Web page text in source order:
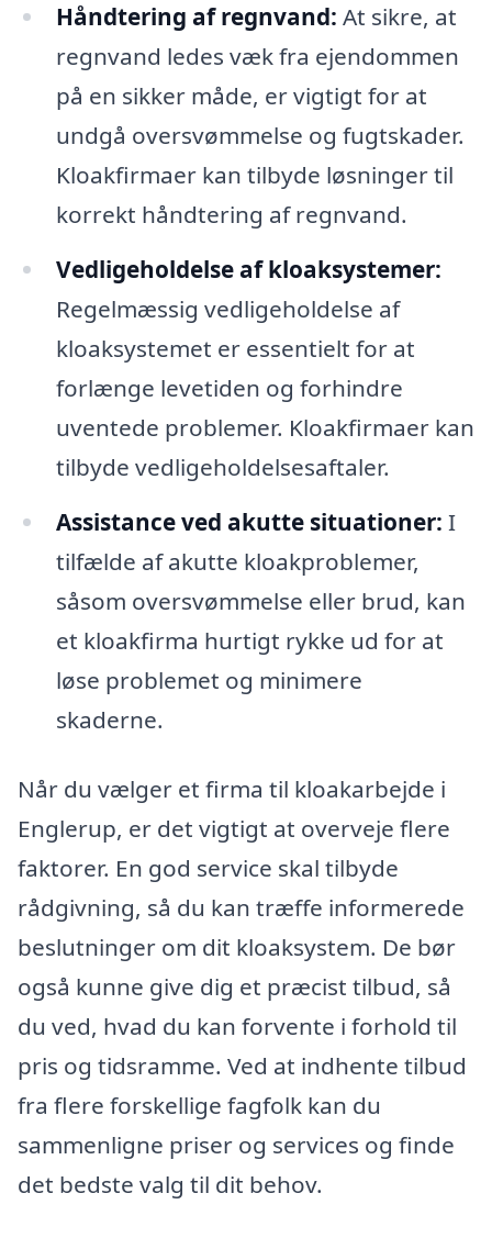
Håndtering af regnvand: At sikre, at
regnvand ledes væk fra ejendommen
på en sikker måde, er vigtigt for at
undgå oversvømmelse og fugtskader.
Kloakfirmaer kan tilbyde løsninger til
korrekt håndtering af regnvand.
Vedligeholdelse af kloaksystemer:
Regelmæssig vedligeholdelse af
kloaksystemet er essentielt for at
forlænge levetiden og forhindre
uventede problemer. Kloakfirmaer kan
tilbyde vedligeholdelsesaftaler.
Assistance ved akutte situationer: I
tilfælde af akutte kloakproblemer,
såsom oversvømmelse eller brud, kan
et kloakfirma hurtigt rykke ud for at
løse problemet og minimere
skaderne.
Når du vælger et firma til kloakarbejde i
Englerup, er det vigtigt at overveje flere
faktorer. En god service skal tilbyde
rådgivning, så du kan træffe informerede
beslutninger om dit kloaksystem. De bør
også kunne give dig et præcist tilbud, så
du ved, hvad du kan forvente i forhold til
pris og tidsramme. Ved at indhente tilbud
fra flere forskellige fagfolk kan du
sammenligne priser og services og finde
det bedste valg til dit behov.